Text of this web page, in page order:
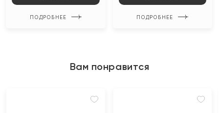
ПОДРОБНЕЕ ПОДРОБНЕЕ
Вам понравится